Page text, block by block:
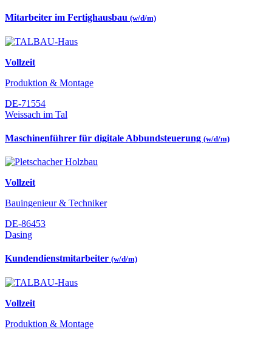
Mitarbeiter im Fertighausbau (w/d/m)
Vollzeit
Produktion & Montage
DE-71554
Weissach im Tal
Maschinenführer für digitale Abbundsteuerung (w/d/m)
Vollzeit
Bauingenieur & Techniker
DE-86453
Dasing
Kundendienstmitarbeiter (w/d/m)
Vollzeit
Produktion & Montage